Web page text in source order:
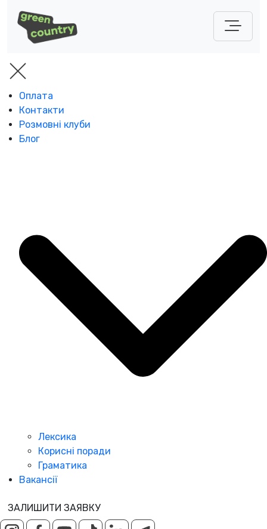
Оплата
Контакти
Розмовні клуби
Блог
Лексика
Корисні поради
Граматика
Вакансії
ЗАЛИШИТИ ЗАЯВКУ